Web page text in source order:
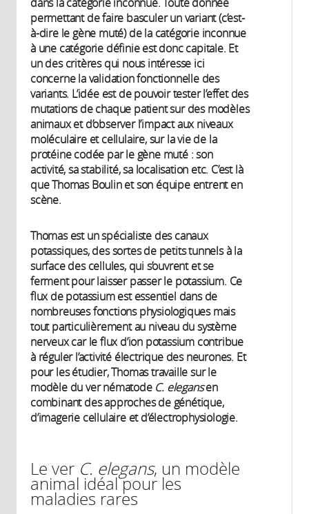
permettant de faire basculer un variant (c’est-
à-dire le gène muté) de la catégorie inconnue
à une catégorie définie est donc capitale. Et
un des critères qui nous intéresse ici
concerne la validation fonctionnelle des
variants. L’idée est de pouvoir tester l’effet des
mutations de chaque patient sur des modèles
animaux et d’observer l’impact aux niveaux
moléculaire et cellulaire, sur la vie de la
protéine codée par le gène muté : son
activité, sa stabilité, sa localisation etc. C’est là
que Thomas Boulin et son équipe entrent en
scène.
Thomas est un spécialiste des canaux
potassiques, des sortes de petits tunnels à la
surface des cellules, qui s’ouvrent et se
ferment pour laisser passer le potassium. Ce
flux de potassium est essentiel dans de
nombreuses fonctions physiologiques mais
tout particulièrement au niveau du système
nerveux car le flux d’ion potassium contribue
à réguler l’activité électrique des neurones. Et
pour les étudier, Thomas travaille sur le
modèle du ver nématode C. elegansen
combinant des approches de génétique,
d’imagerie cellulaire et d’électrophysiologie.
Le ver C. elegans, un modèle
animal idéal pour les
maladies rares